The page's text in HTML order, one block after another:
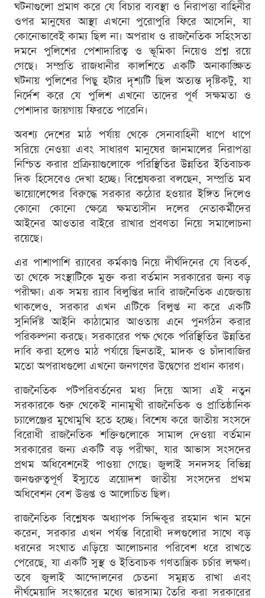
ঘটনাগুলো প্রমাণ করে যে বিচার ব্যবস্থা ও নিরাপত্তা বাহিনীর
ওপর মানুষের আস্থা এখনো পুরোপুরি ফিরে আসেনি, যা
কোনোভাবেই কাম্য ছিল না। অপরাধ ও রাজনৈতিক সহিংসতা
দমনে পুলিশের পেশাদারিত্ব ও ভূমিকা নিয়েও প্রশ্ন রয়ে
গেছে। সম্প্রতি রাজধানীর কালশিতে একটি অনাকাঙ্ক্ষিত
ঘটনায় পুলিশের পিছু হটার দৃশ্যটি ছিল অত্যন্ত দৃষ্টিকটু, যা
নির্দেশ করে যে পুলিশ এখনো তাদের পূর্ণ সক্ষমতা ও
পেশাদার জায়গায় ফিরতে পারেনি।
অবশ্য দেশের মাঠ পর্যায় থেকে সেনাবাহিনী ধাপে ধাপে
সরিয়ে নেওয়া এবং সাধারণ মানুষের জানমালের নিরাপত্তা
নিশ্চিত করার প্রক্রিয়াগুলোকে পরিস্থিতির উন্নতির ইতিবাচক
দিক হিসেবেও দেখা হচ্ছে। বিশ্লেষকরা বলছেন, সম্প্রতি মব
ভায়োলেন্সের বিরুদ্ধে সরকার কঠোর হওয়ার ইঙ্গিত দিলেও
কোনো কোনো ক্ষেত্রে ক্ষমতাসীন দলের নেতাকর্মীদের
আইনের আওতার বাইরে রাখার প্রবণতা নিয়ে সমালোচনা
রয়েছে।
এর পাশাপাশি র‍্যাবের কর্মকাণ্ড নিয়ে দীর্ঘদিনের যে বিতর্ক,
তা থেকে সংস্থাটিকে মুক্ত করা বর্তমান সরকারের জন্য বড়
পরীক্ষা। এক সময় র‍্যাব বিলুপ্তির দাবি রাজনৈতিক এজেন্ডায়
থাকলেও, সরকার এখন এটিকে বিলুপ্ত না করে একটি
সুনির্দিষ্ট আইনি কাঠামোর আওতায় এনে পুনর্গঠন করার
পরিকল্পনা করছে। সরকারের পক্ষ থেকে পরিস্থিতির উন্নতির
দাবি করা হলেও মাঠ পর্যায়ে ছিনতাই, মাদক ও চাঁদাবাজির
মতো অপরাধগুলো এখনো জনগণের উদ্বেগের প্রধান কারণ।
রাজনৈতিক পটপরিবর্তনের মধ্য দিয়ে আসা এই নতুন
সরকারকে শুরু থেকেই নানামুখী রাজনৈতিক ও প্রাতিষ্ঠানিক
চ্যালেঞ্জের মুখোমুখি হতে হচ্ছে। বিশেষ করে জাতীয় সংসদে
বিরোধী রাজনৈতিক শক্তিগুলোকে সামাল দেওয়া বর্তমান
সরকারের জন্য একটি বড় পরীক্ষা, যার আভাস সংসদের
প্রথম অধিবেশনেই পাওয়া গেছে। জুলাই সনদসহ বিভিন্ন
জনগুরুত্বপূর্ণ ইস্যুতে ত্রয়োদশ জাতীয় সংসদের প্রথম
অধিবেশন বেশ উত্তপ্ত ও আলোচিত ছিল।
রাজনৈতিক বিশ্লেষক অধ্যাপক সিদ্দিকুর রহমান খান মনে
করেন, সরকার এখন পর্যন্ত বিরোধী দলগুলোর সাথে বড়
ধরনের সংঘাত এড়িয়ে আলোচনার পরিবেশ ধরে রাখতে
পেরেছে, যা একটি সুস্থ ও ইতিবাচক গণতান্ত্রিক চর্চার লক্ষণ।
তবে জুলাই আন্দোলনের চেতনা সমুন্নত রাখা এবং
দীর্ঘমেয়াদি সংস্কারের মধ্যে ভারসাম্য তৈরি করা সরকারের